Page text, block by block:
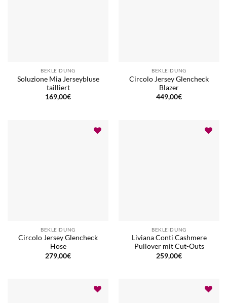
BEKLEIDUNG
Soluzione Mia Jerseybluse
tailliert
169,00€
BEKLEIDUNG
Circolo Jersey Glencheck
Blazer
449,00€
BEKLEIDUNG
Circolo Jersey Glencheck
Hose
279,00€
BEKLEIDUNG
Liviana Conti Cashmere
Pullover mit Cut-Outs
259,00€